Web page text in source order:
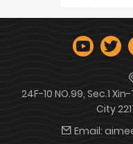
24F-10 NO.99, Sec.1
City
Email: